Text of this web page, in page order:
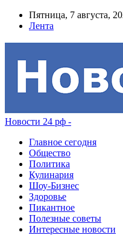
Пятница, 7 августа,
Лента
Новости 24 рф -
Главное сегодня
Общество
Политика
Кулинария
Шоу-Бизнес
Здоровье
Пикантное
Полезные советы
Интересные новости